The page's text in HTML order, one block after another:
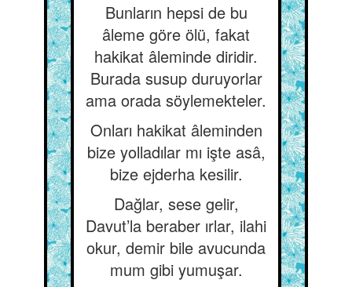
Bunların hepsi de bu
âleme göre ölü, fakat
hakikat âleminde diridir.
Burada susup duruyorlar
ama orada söylemekteler.
Onları hakikat âleminden
bize yolladılar mı işte asâ,
bize ejderha kesilir.
Dağlar, sese gelir,
Davut’la beraber ırlar, ilahi
okur, demir bile avucunda
mum gibi yumuşar.